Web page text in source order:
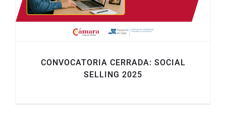
CONVOCATORIA CERRADA: SOCIAL
SELLING 2025